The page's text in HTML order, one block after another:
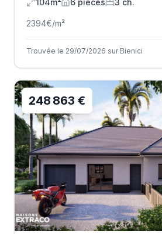
104m²
6 pièces 3 ch.
2394€/m²
Trouvée le 29/07/2026 sur Bienici
248 863 €